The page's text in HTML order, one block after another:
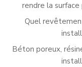
rendre la
Quel
Béton poreux,